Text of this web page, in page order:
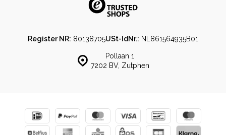
Pollaan 1
7202 BV, Zutphen
Register NR: 80138705USt-IdNr.: NL861564935B01